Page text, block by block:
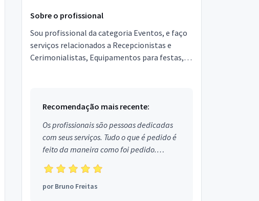
Sobre o profissional
Sou profissional da categoria Eventos, e faço
serviços relacionados a Recepcionistas e
Cerimonialistas, Equipamentos para festas,
Recomendação mais recente:
Os profissionais são pessoas dedicadas
com seus serviços. Tudo o que é pedido é
feito da maneira como foi pedido.
Aprovado!
porBruno Freitas